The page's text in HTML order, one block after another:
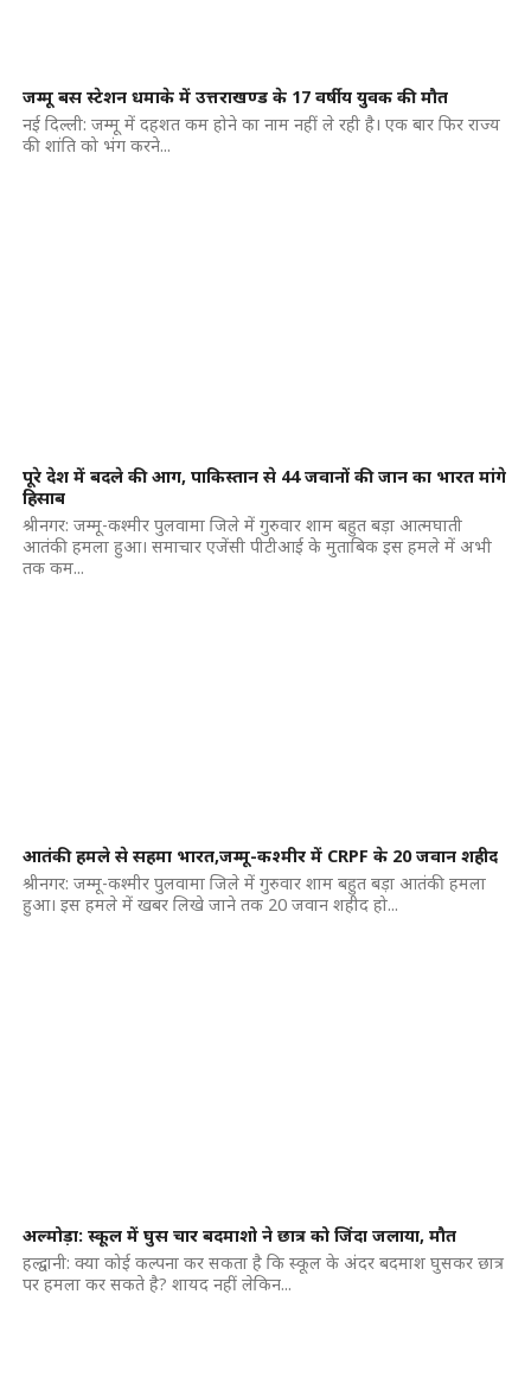
जम्मू बस स्टेशन धमाके में उत्तराखण्ड के 17 वर्षीय युवक की मौत
नई दिल्ली: जम्मू में दहशत कम होने का नाम नहीं ले रही है। एक बार फिर राज्य
की शांति को भंग करने...
पूरे देश में बदले की आग, पाकिस्तान से 44 जवानों की जान का भारत मांगे
हिसाब
श्रीनगर: जम्मू-कश्मीर पुलवामा जिले में गुरुवार शाम बहुत बड़ा आत्मघाती
आतंकी हमला हुआ। समाचार एजेंसी पीटीआई के मुताबिक इस हमले में अभी
तक कम...
आतंकी हमले से सहमा भारत,जम्मू-कश्मीर में CRPF के 20 जवान शहीद
श्रीनगर: जम्मू-कश्मीर पुलवामा जिले में गुरुवार शाम बहुत बड़ा आतंकी हमला
हुआ। इस हमले में खबर लिखे जाने तक 20 जवान शहीद हो...
अल्मोड़ा: स्कूल में घुस चार बदमाशो ने छात्र को जिंदा जलाया, मौत
हल्द्वानी: क्या कोई कल्पना कर सकता है कि स्कूल के अंदर बदमाश घुसकर छात्र
पर हमला कर सकते है? शायद नहीं लेकिन...